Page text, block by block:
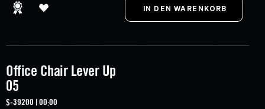
Office Chair Lever Up
05
S-39200 | 00:00